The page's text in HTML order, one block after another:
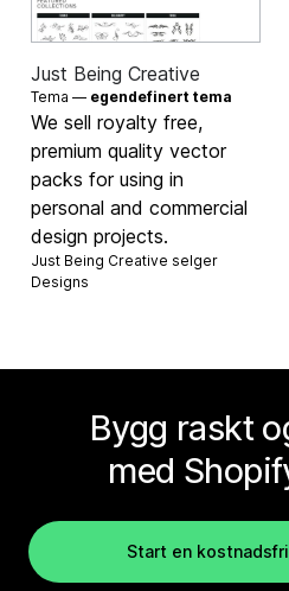
Just Being Creative
Tema — egendefinert tema
We sell royalty free,
premium quality vector
packs for using in
personal and commercial
design projects.
Just Being Creative selger
Designs
Bygg raskt
med
Start en